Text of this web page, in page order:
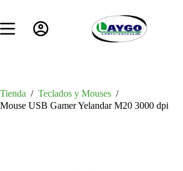
contenido
Tienda / Teclados y Mouses /
Mouse USB Gamer Yelandar M20 3000 dpi